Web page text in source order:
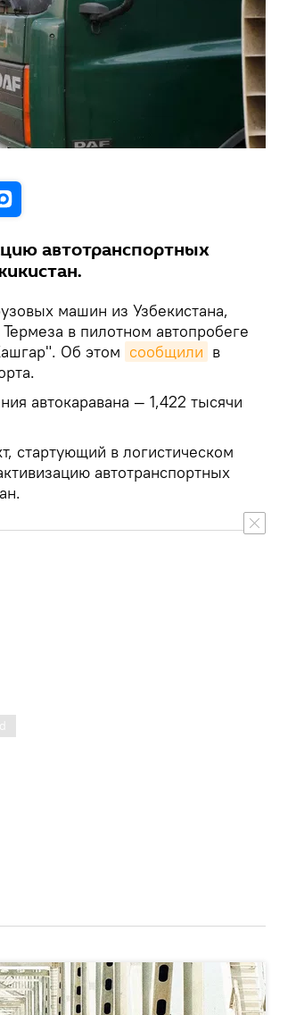
автотранспортных
машин из Узбекистана,
в пилотном автопробеге
Об этом сообщили в
автокаравана — 1,422 тысячи
стартующий в логистическом
автотранспортных